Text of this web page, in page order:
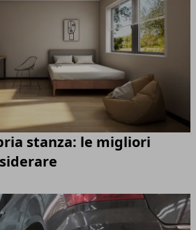
stanza: le migliori